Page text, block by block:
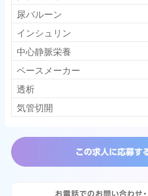
尿バルーン
インシュリン
中心静脈栄養
ペースメーカー
透析
気管切開